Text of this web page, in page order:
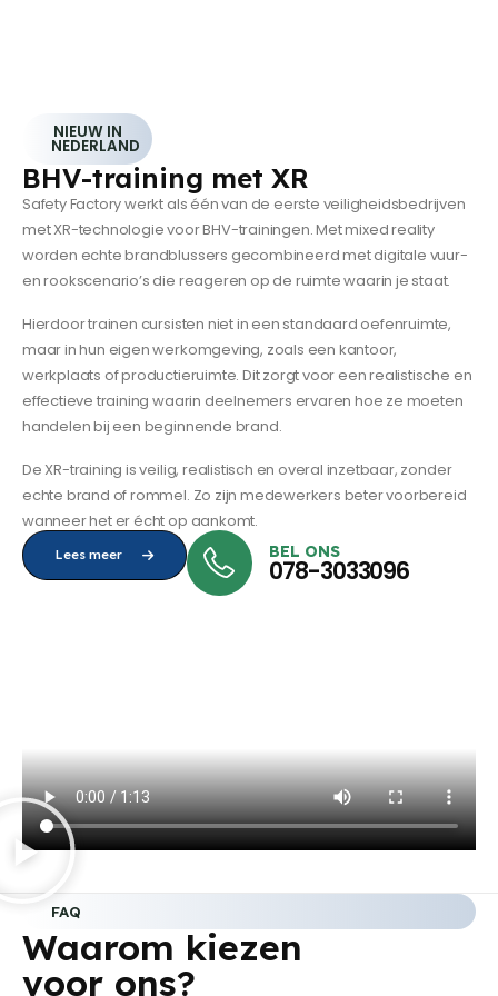
NIEUW IN
NEDERLAND
BHV-training met XR
Safety Factory werkt als één van de eerste veiligheidsbedrijven
met XR-technologie voor BHV-trainingen. Met mixed reality
worden echte brandblussers gecombineerd met digitale vuur-
en rookscenario’s die reageren op de ruimte waarin je staat.
Hierdoor trainen cursisten niet in een standaard oefenruimte,
maar in hun eigen werkomgeving, zoals een kantoor,
werkplaats of productieruimte. Dit zorgt voor een realistische en
effectieve training waarin deelnemers ervaren hoe ze moeten
handelen bij een beginnende brand.
De XR-training is veilig, realistisch en overal inzetbaar, zonder
echte brand of rommel. Zo zijn medewerkers beter voorbereid
wanneer het er écht op aankomt.
Lees meer BEL ONS
078-3033096
FAQ
Waarom kiezen
voor ons?